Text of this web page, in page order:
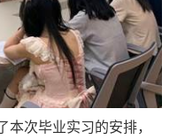
本次毕业实习的安排，